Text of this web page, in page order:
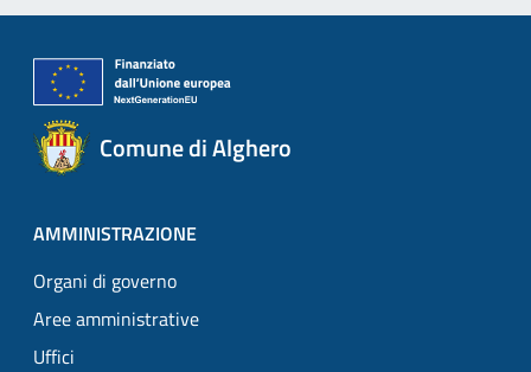
Comune di Alghero
AMMINISTRAZIONE
Organi di governo
Aree amministrative
Uffici